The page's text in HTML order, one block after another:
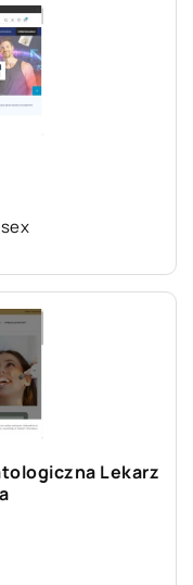
Lekarz